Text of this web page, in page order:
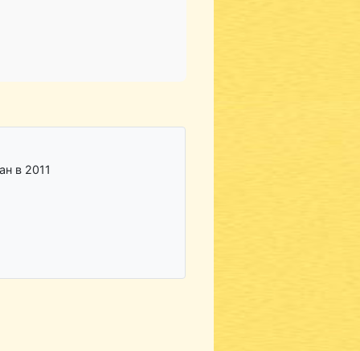
в 2011